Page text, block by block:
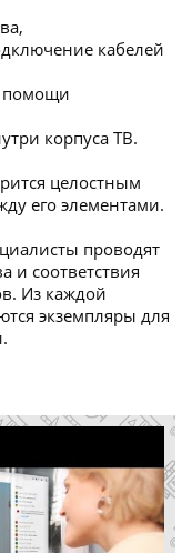
кабелей
помощи
корпуса ТВ.
целостным
его элементами.
проводят
и соответствия
Из каждой
экземпляры для